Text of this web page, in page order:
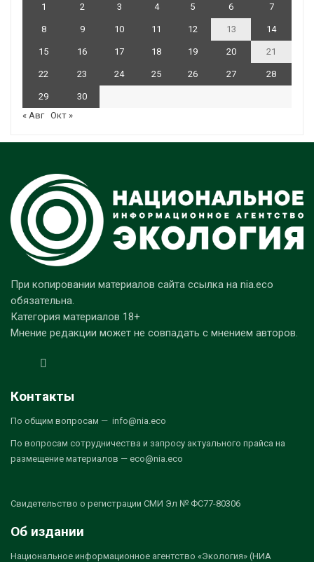
1 2 3 4 5 6 7
8 9 10 11 12 13 14
15 16 17 18 19 20 21
22 23 24 25 26 27 28
29
30
« Авг Окт »
При копировании материалов сайта ссылка на nia.eco
обязательна.
Категория материалов 18+
Мнение редакции может не совпадать с мнением авторов.
Контакты
По общим вопросам — info@nia.eco
По вопросам сотрудничества и запросу актуального прайса на
размещение материалов — eco@nia.eco
Свидетельство о регистрации СМИ Эл № ФС77-80306
Об издании
Национальное информационное агентство «Экология» (НИА